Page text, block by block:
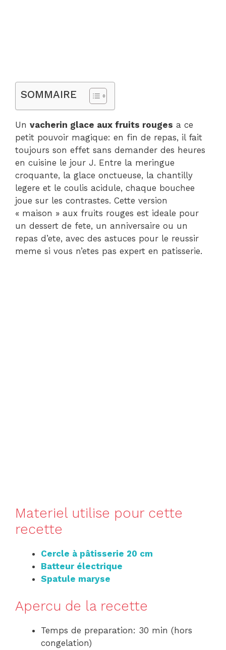
SOMMAIRE
Un vacherin glace aux fruits rouges a ce
petit pouvoir magique: en fin de repas, il fait
toujours son effet sans demander des heures
en cuisine le jour J. Entre la meringue
croquante, la glace onctueuse, la chantilly
legere et le coulis acidule, chaque bouchee
joue sur les contrastes. Cette version
« maison » aux fruits rouges est ideale pour
un dessert de fete, un anniversaire ou un
repas d’ete, avec des astuces pour le reussir
meme si vous n’etes pas expert en patisserie.
Materiel utilise pour cette
recette
Cercle à pâtisserie 20 cm
Batteur électrique
Spatule maryse
Apercu de la recette
Temps de preparation: 30 min (hors
congelation)